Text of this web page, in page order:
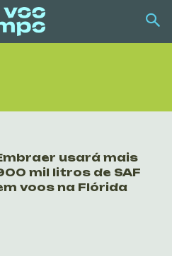
usará mais
mil litros de SAF
voos na Flórida